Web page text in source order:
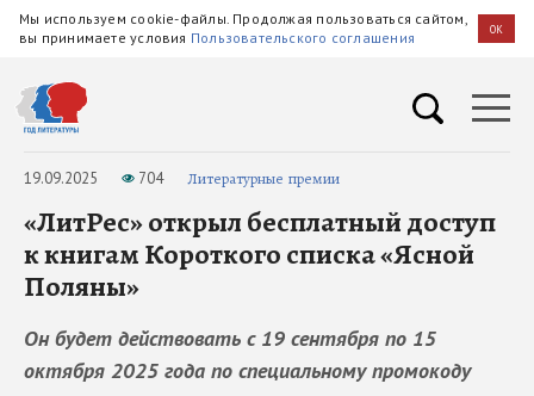
Мы используем cookie-файлы. Продолжая пользоваться сайтом,
вы принимаете условия Пользовательского соглашения OK
19.09.2025 704 Литературные премии
«ЛитРес» открыл бесплатный доступ
к книгам Короткого списка «Ясной
Поляны»
Он будет действовать с 19 сентября по 15
октября 2025 года по специальному промокоду